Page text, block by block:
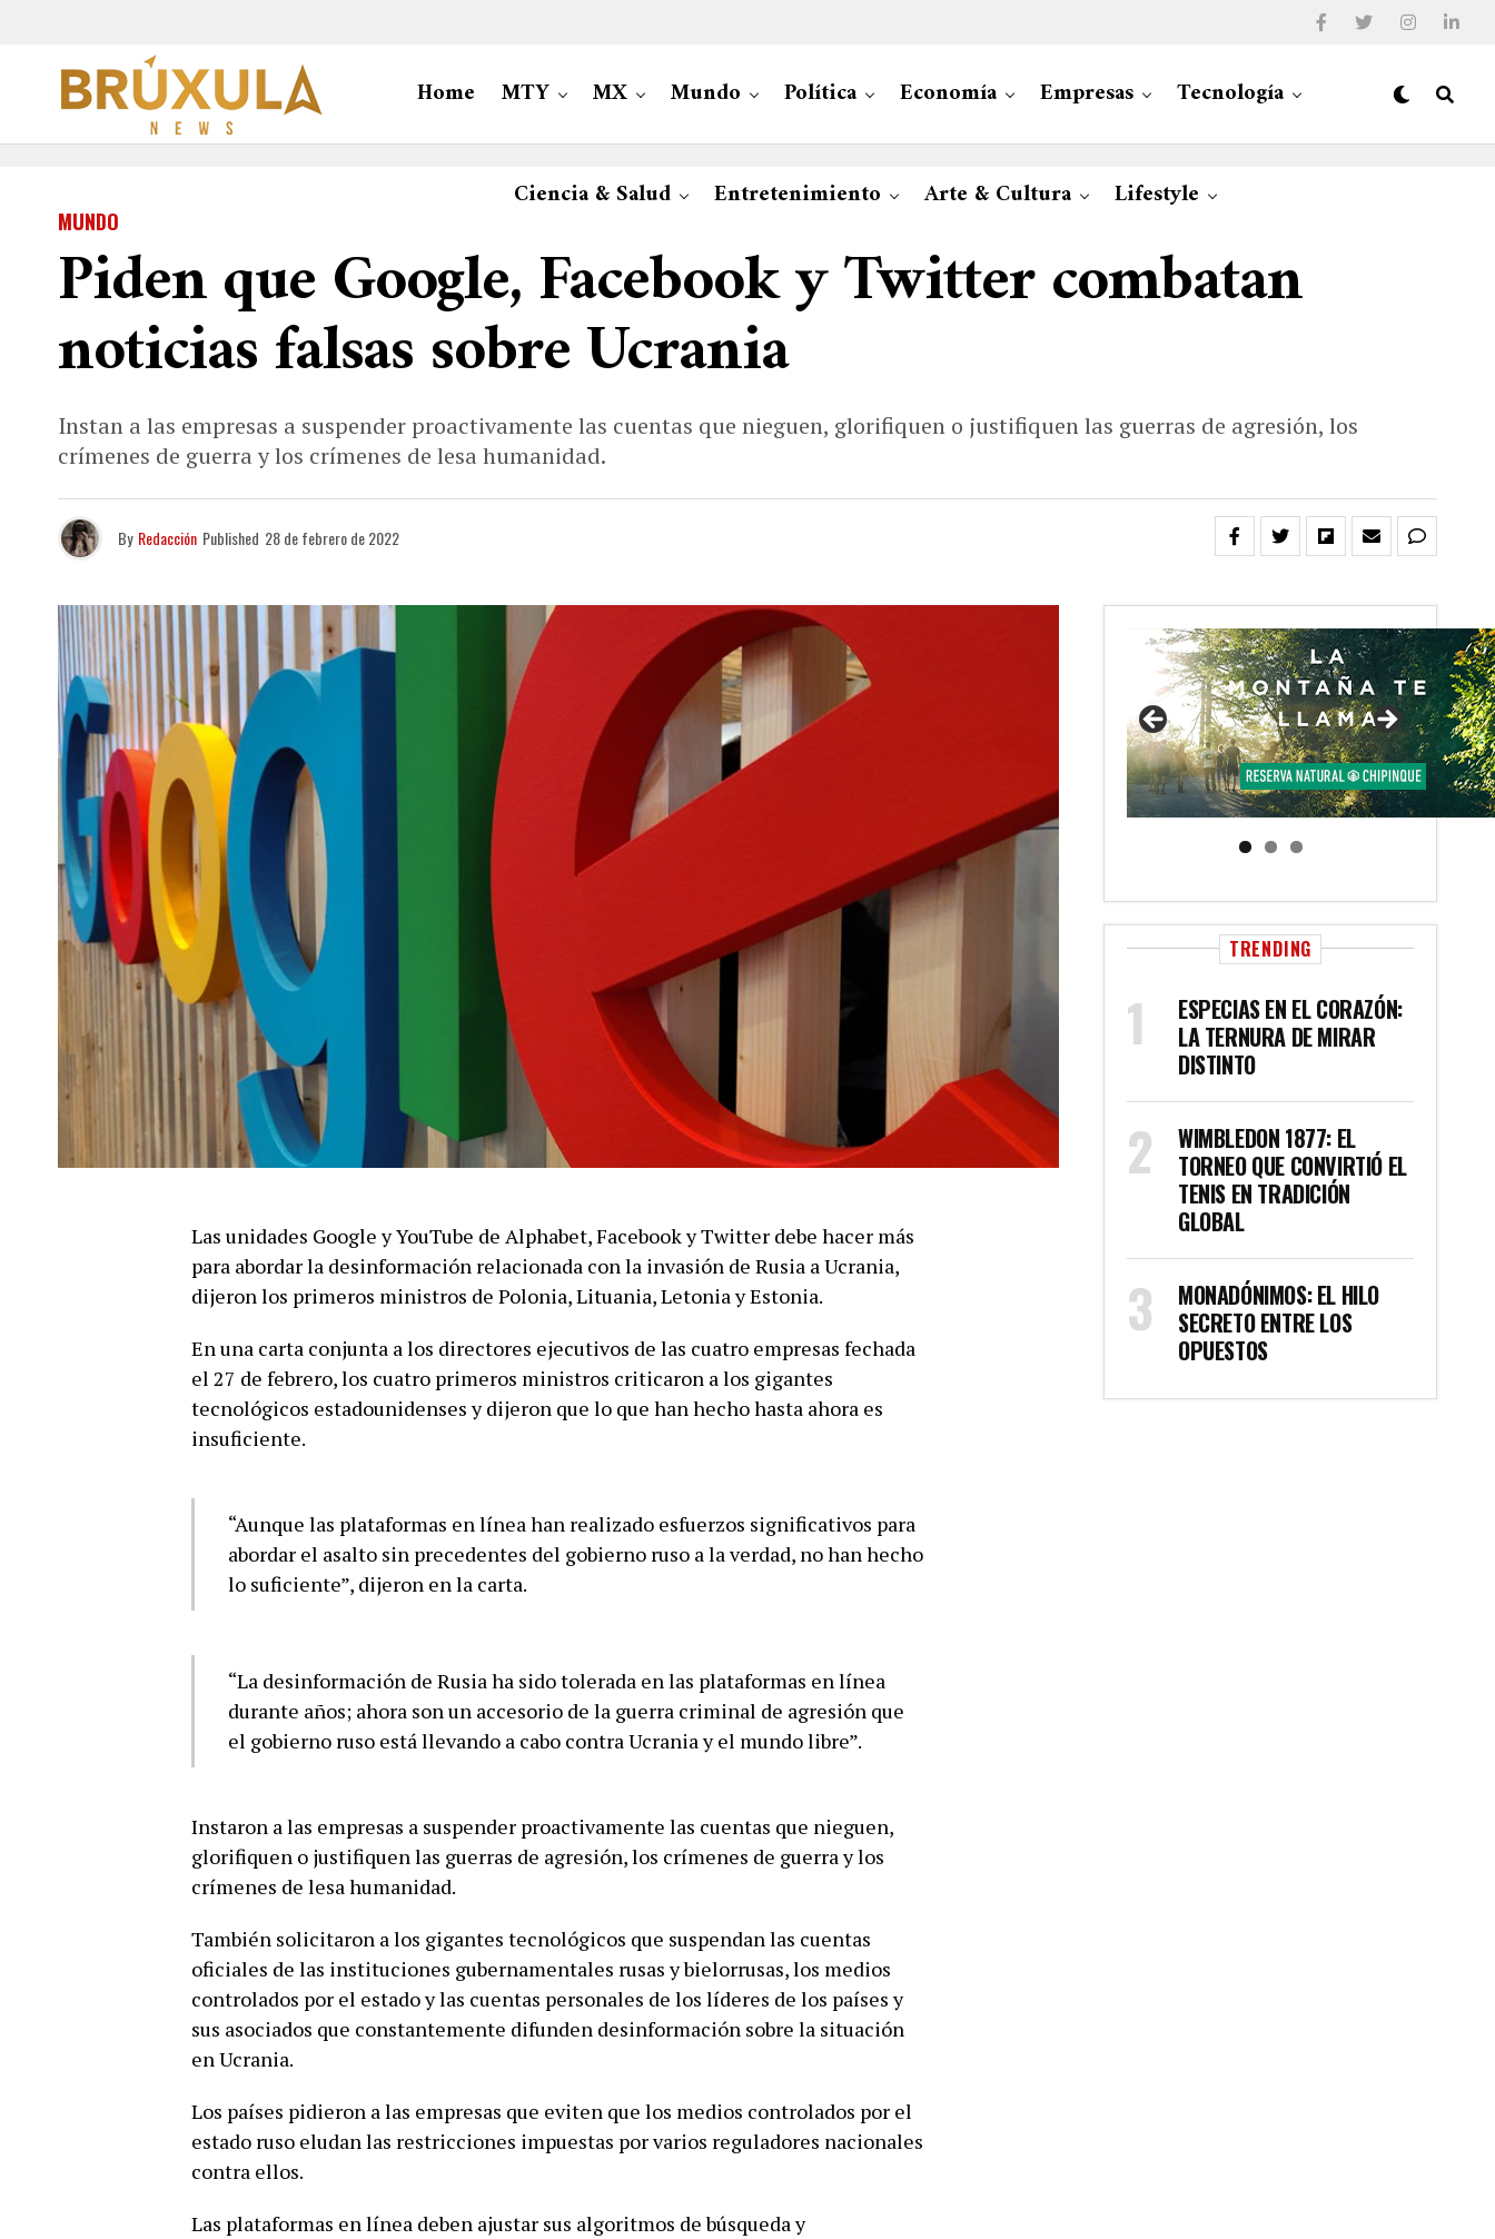
Home MTY MX Mundo Política Economía Empresas Tecnología
Ciencia & Salud Entretenimiento Arte & Cultura Lifestyle
MUNDO
Piden que Google, Facebook y Twitter combatan
noticias falsas sobre Ucrania
Instan a las empresas a suspender proactivamente las cuentas que nieguen, glorifiquen o justifiquen las guerras de agresión, los
crímenes de guerra y los crímenes de lesa humanidad.
By Redacción Published 28 de febrero de 2022
Las unidades Google y YouTube de Alphabet, Facebook y Twitter debe hacer más
para abordar la desinformación relacionada con la invasión de Rusia a Ucrania,
dijeron los primeros ministros de Polonia, Lituania, Letonia y Estonia.
En una carta conjunta a los directores ejecutivos de las cuatro empresas fechada
el 27 de febrero, los cuatro primeros ministros criticaron a los gigantes
tecnológicos estadounidenses y dijeron que lo que han hecho hasta ahora es
insuficiente.
“Aunque las plataformas en línea han realizado esfuerzos significativos para
abordar el asalto sin precedentes del gobierno ruso a la verdad, no han hecho
lo suficiente”, dijeron en la carta.
“La desinformación de Rusia ha sido tolerada en las plataformas en línea
durante años; ahora son un accesorio de la guerra criminal de agresión que
el gobierno ruso está llevando a cabo contra Ucrania y el mundo libre”.
Instaron a las empresas a suspender proactivamente las cuentas que nieguen,
glorifiquen o justifiquen las guerras de agresión, los crímenes de guerra y los
crímenes de lesa humanidad.
También solicitaron a los gigantes tecnológicos que suspendan las cuentas
oficiales de las instituciones gubernamentales rusas y bielorrusas, los medios
controlados por el estado y las cuentas personales de los líderes de los países y
sus asociados que constantemente difunden desinformación sobre la situación
en Ucrania.
Los países pidieron a las empresas que eviten que los medios controlados por el
estado ruso eludan las restricciones impuestas por varios reguladores nacionales
contra ellos.
Las plataformas en línea deben ajustar sus algoritmos de búsqueda y
TRENDING
ESPECIAS EN EL CORAZÓN:
LA TERNURA DE MIRAR
DISTINTO
WIMBLEDON 1877: EL
TORNEO QUE CONVIRTIÓ EL
TENIS EN TRADICIÓN
GLOBAL
MONADÓNIMOS: EL HILO
SECRETO ENTRE LOS
OPUESTOS